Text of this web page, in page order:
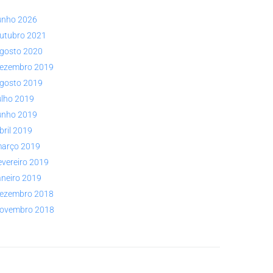
2026
2021
2020
2019
2019
2019
2019
2019
2019
2019
2019
2018
2018